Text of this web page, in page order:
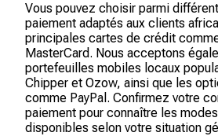
Vous pouvez choisir parmi
paiement adaptés aux clients
principales cartes de crédit
MasterCard. Nous acceptons
portefeuilles mobiles locaux
Chipper et Ozow, ainsi que les
comme PayPal. Confirmez votre
paiement pour connaître les
disponibles selon votre situation